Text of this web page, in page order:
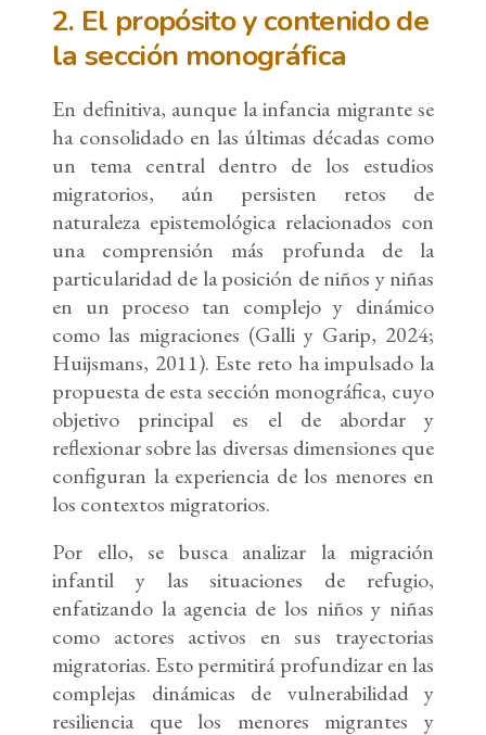
2. El propósito y contenido de
la sección monográfica
En definitiva, aunque la infancia migrante se
ha consolidado en las últimas décadas como
un tema central dentro de los estudios
migratorios, aún persisten retos de
naturaleza epistemológica relacionados con
una comprensión más profunda de la
particularidad de la posición de niños y niñas
en un proceso tan complejo y dinámico
como las migraciones (Galli y Garip, 2024;
Huijsmans, 2011). Este reto ha impulsado la
propuesta de esta sección monográfica, cuyo
objetivo principal es el de abordar y
reflexionar sobre las diversas dimensiones que
configuran la experiencia de los menores en
los contextos migratorios.
Por ello, se busca analizar la migración
infantil y las situaciones de refugio,
enfatizando la agencia de los niños y niñas
como actores activos en sus trayectorias
migratorias. Esto permitirá profundizar en las
complejas dinámicas de vulnerabilidad y
resiliencia que los menores migrantes y